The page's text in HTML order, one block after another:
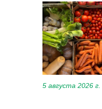
5 августа 2026